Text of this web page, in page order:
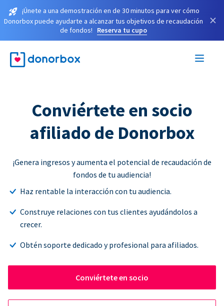
¡Únete a una demostración en de 30 minutos para ver cómo
Donorbox puede ayudarte a alcanzar tus objetivos de recaudación
de fondos!
Reserva tu cupo
×
Conviértete en socio
afiliado de Donorbox
¡Genera ingresos y aumenta el potencial de recaudación de
fondos de tu audiencia!
Haz rentable la interacción con tu audiencia.
Construye relaciones con tus clientes ayudándolos a
crecer.
Obtén soporte dedicado y profesional para afiliados.
Conviértete en socio